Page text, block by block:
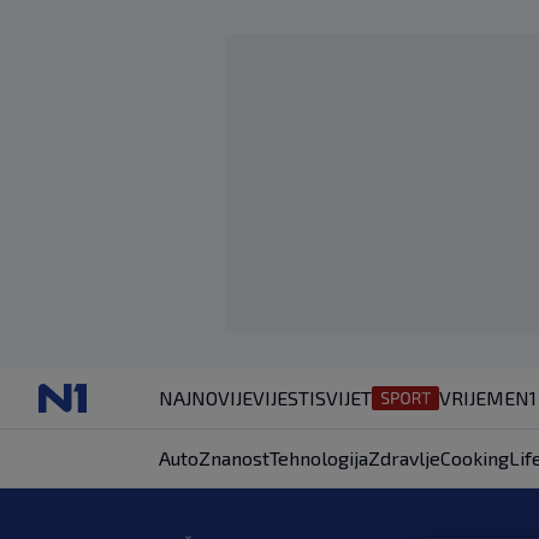
NAJNOVIJEVIJESTISVIJET VRIJEME
AutoZnanostTehnologijaZdravljeCooking